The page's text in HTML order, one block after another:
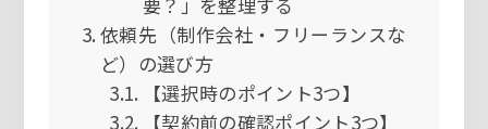
依頼先（制作会社・フリーランスな
ど）の選び方
【選択時のポイント3つ】
【契約前の確認ポイント3つ】